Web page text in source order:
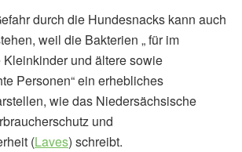
durch die Hundesnacks kann auch
weil die Bakterien „ für im
und ältere sowie
Personen“ ein erhebliches
wie das Niedersächsische
und
(Laves) schreibt.